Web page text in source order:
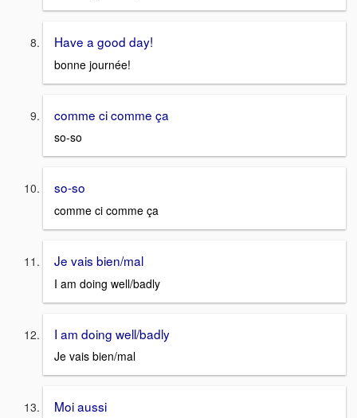
Have a good day!
bonne journée!
comme ci comme ça
so-so
so-so
comme ci comme ça
Je vais bien/mal
I am doing well/badly
I am doing well/badly
Je vais bien/mal
Moi aussi